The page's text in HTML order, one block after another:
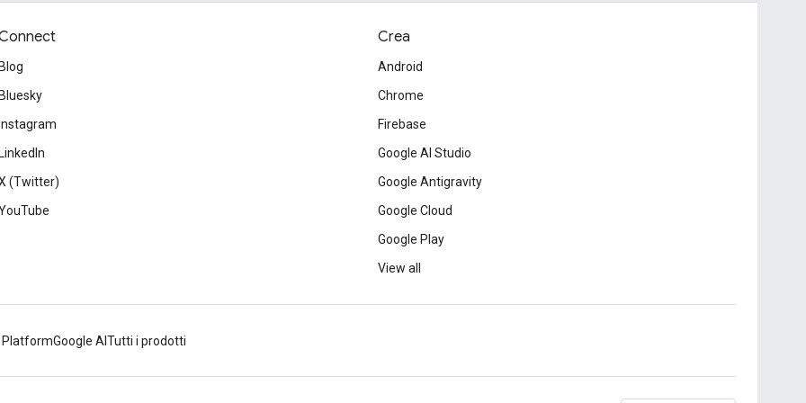
Blog
Bluesky
Instagram
LinkedIn
(Twitter)
Crea
Android
Chrome
Firebase
Google AI Studio
Google Antigravity
Google Cloud
Google Play
View all
PlatformGoogle AI Tutti i prodotti